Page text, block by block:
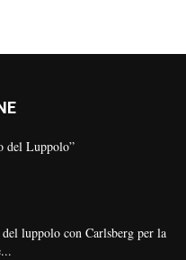
del Luppolo”
luppolo con Carlsberg per la